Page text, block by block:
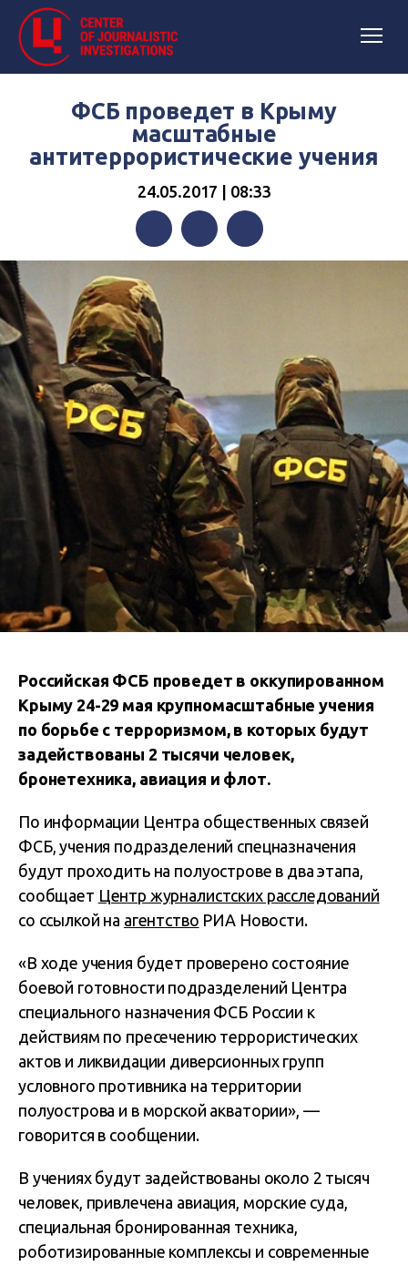
ФСБ проведет в Крыму
масштабные
антитеррористические учения
24.05.2017 | 08:33
FacebookTwitterTelegram
Российская ФСБ проведет в оккупированном
Крыму 24-29 мая крупномасштабные учения
по борьбе с терроризмом, в которых будут
задействованы 2 тысячи человек,
бронетехника, авиация и флот.
По информации Центра общественных связей
ФСБ, учения подразделений спецназначения
будут проходить на полуострове в два этапа,
сообщает Центр журналистских расследований
со ссылкой на агентство РИА Новости.
«В ходе учения будет проверено состояние
боевой готовности подразделений Центра
специального назначения ФСБ России к
действиям по пресечению террористических
актов и ликвидации диверсионных групп
условного противника на территории
полуострова и в морской акватории», —
говорится в сообщении.
В учениях будут задействованы около 2 тысяч
человек, привлечена авиация, морские суда,
специальная бронированная техника,
роботизированные комплексы и современные